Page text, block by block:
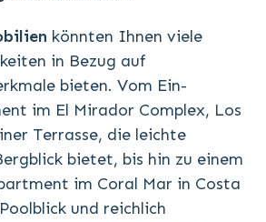
könnten Ihnen viele
in Bezug auf
bieten. Vom Ein-
im El Mirador Complex, Los
Terrasse, die leichte
bietet, bis hin zu einem
im Coral Mar in Costa
und reichlich